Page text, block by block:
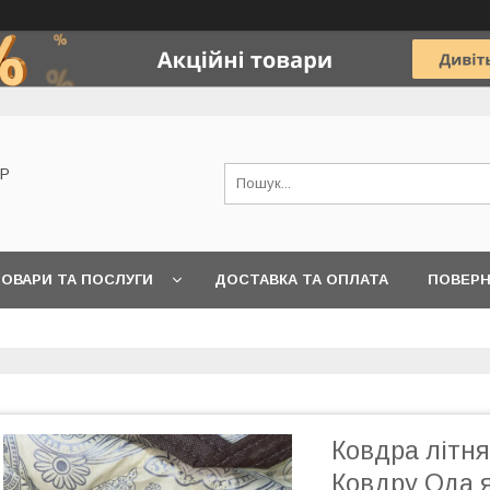
ТА ПОСЛУГИ ДОСТАВКА ТА ОПЛАТА
Ковдра
Ковдру Ода